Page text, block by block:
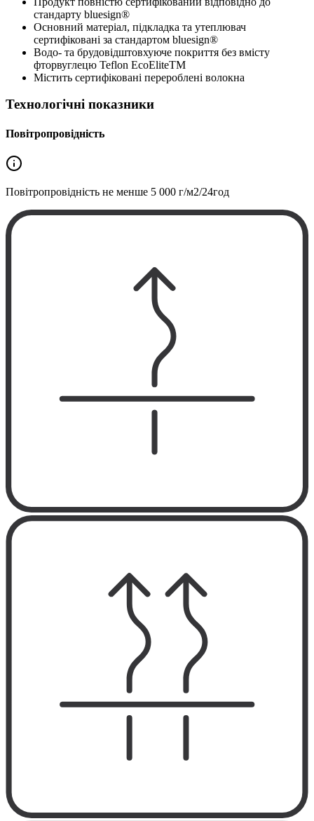
стандарту bluesign®
Основний матеріал, підкладка та утеплювач
сертифіковані за стандартом bluesign®
Водо- та брудовідштовхуюче покриття без вмісту
фторвуглецю Teflon EcoEliteTM
Містить сертифіковані перероблені волокна
Технологічні показники
Повітропровідність
Повітропровідність не менше 5 000 г/м2/24год